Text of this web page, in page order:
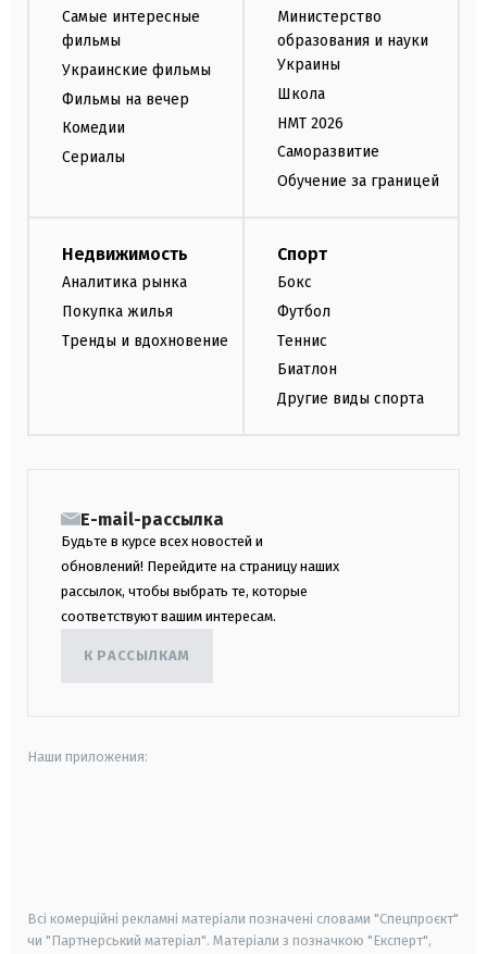
Самые интересные
фильмы
Украинские фильмы
Фильмы на вечер
Комедии
Сериалы
Министерство
образования и науки
Украины
Школа
НМТ 2026
Саморазвитие
Обучение за границей
Недвижимость
Аналитика рынка
Покупка жилья
Тренды и вдохновение
Спорт
Бокс
Футбол
Теннис
Биатлон
Другие виды спорта
E-mail-рассылка
Будьте в курсе всех новостей и
обновлений! Перейдите на страницу наших
рассылок, чтобы выбрать те, которые
соответствуют вашим интересам.
К РАССЫЛКАМ
Наши приложения:
Всі комерційні рекламні матеріали позначені словами "Спецпроєкт"
чи "Партнерський матеріал". Матеріали з позначкою "Експерт",